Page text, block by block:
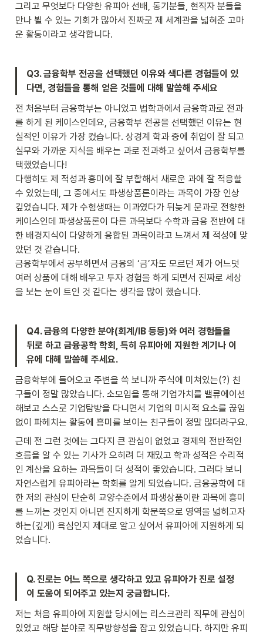
그리고 무엇보다 다양한 유피아 선배, 동기분들, 현직자 분들을
만나 뵐 수 있는 기회가 많아서 진짜로 제 세계관을 넓혀준 고마
운 활동이라고 생각합니다.
Q3. 금융학부 전공을 선택했던 이유와 색다른 경험들이 있
다면, 경험들을 통해 얻은 것들에 대해 말씀해 주세요
전 처음부터 금융학부는 아니었고 법학과에서 금융학과로 전과
를 하게 된 케이스인데요, 금융학부 전공을 선택했던 이유는 현
실적인 이유가 가장 컸습니다. 상경계 학과 중에 취업이 잘 되고
실무와 가까운 지식을 배우는 과로 전과하고 싶어서 금융학부를
택했었습니다!
다행히도 제 적성과 흥미에 잘 부합해서 새로운 과에 잘 적응할
수 있었는데, 그 중에서도 파생상품론이라는 과목이 가장 인상
깊었습니다. 제가 수험생때는 이과였다가 뒤늦게 문과로 전향한
케이스인데 파생상품론이 다른 과목보다 수학과 금융 전반에 대
한 배경지식이 다양하게 융합된 과목이라고 느껴서 제 적성에 맞
았던 것 같습니다.
금융학부에서 공부하면서 금융의 ‘금’자도 모르던 제가 어느덧
여러 상품에 대해 배우고 투자 경험을 하게 되면서 진짜로 세상
을 보는 눈이 트인 것 같다는 생각을 많이 했습니다.
Q4. 금융의 다양한 분야(회계/IB 등등)와 여러 경험들을
뒤로 하고 금융공학 학회, 특히 유피아에 지원한 계기나 이
유에 대해 말씀해 주세요.
금융학부에 들어오고 주변을 쓱 보니까 주식에 미쳐있는(?) 친
구들이 정말 많았습니다. 소모임을 통해 기업가치를 밸류에이션
해보고 스스로 기업탐방을 다니면서 기업의 미시적 요소를 끊임
없이 파헤치는 활동에 흥미를 보이는 친구들이 정말 많더라구요.
근데 전 그런 것에는 그다지 큰 관심이 없었고 경제의 전반적인
흐름을 알 수 있는 기사가 오히려 더 재밌고 학과 성적은 수리적
인 계산을 요하는 과목들이 더 성적이 좋았습니다. 그러다 보니
자연스럽게 유피아라는 학회를 알게 되었습니다. 금융공학에 대
한 저의 관심이 단순히 교양수준에서 파생상품이란 과목에 흥미
를 느끼는 것인지 아니면 진지하게 학문쪽으로 영역을 넓히고자
하는(깊게) 욕심인지 제대로 알고 싶어서 유피아에 지원하게 되
었습니다.
Q. 진로는 어느 쪽으로 생각하고 있고 유피아가 진로 설정
이 도움이 되어주고 있는지 궁금합니다.
저는 처음 유피아에 지원할 당시에는 리스크관리 직무에 관심이
있었고 해당 분야로 직무방향성을 잡고 있었습니다. 하지만 유피